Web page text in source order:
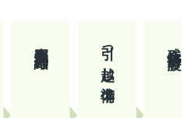
引っ越し準備 残金決済引渡し